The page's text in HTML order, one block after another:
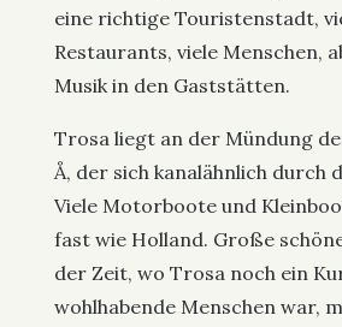
eine richtige Touristenstadt,
Restaurants, viele Menschen,
Musik in den Gaststätten.
Trosa liegt an der Mündung
Å, der sich kanalähnlich durch
Viele Motorboote und
fast wie Holland. Große
der Zeit, wo Trosa noch ein
wohlhabende Menschen war,